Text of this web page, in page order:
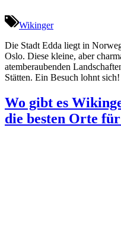
Wikinger
Die Stadt Edda liegt in
Oslo. Diese kleine, aber
atemberaubenden
Stätten. Ein Besuch lohnt sich!
Wo gibt es
die besten Orte